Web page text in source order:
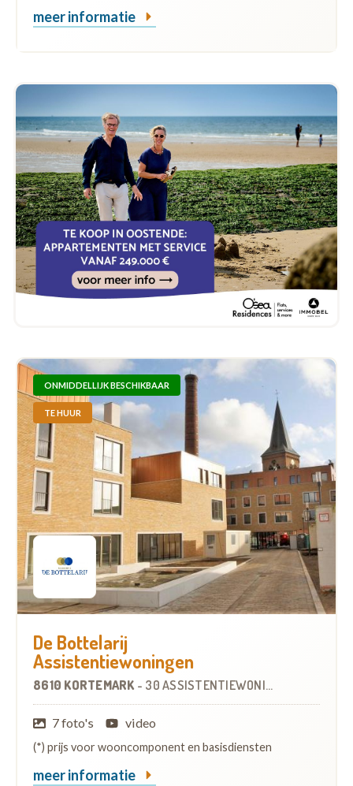
meer informatie
ONMIDDELLIJK BESCHIKBAAR
TE HUUR
De Bottelarij
Assistentiewoningen
8610 KORTEMARK - 30 ASSISTENTIEWONINGEN
7 foto's video
(*) prijs voor wooncomponent en basisdiensten
meer informatie